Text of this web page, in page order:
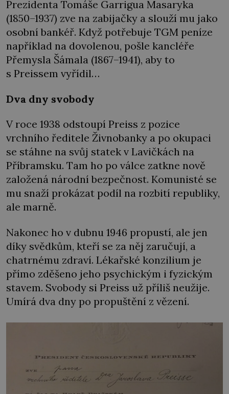
Prezidenta Tomáše Garrigua Masaryka
(1850–1937) zve na zabijačky a slouží mu jako
osobní bankéř. Když potřebuje TGM peníze
například na dovolenou, pošle kancléře
Přemysla Šámala (1867–1941), aby to
s Preissem vyřídil…
Dva dny svobody
V roce 1938 odstoupí Preiss z pozice
vrchního ředitele Živnobanky a po okupaci
se stáhne na svůj statek v Lavičkách na
Příbramsku. Tam ho po válce zatkne nově
založená národní bezpečnost. Komunisté se
mu snaží prokázat podíl na rozbití republiky,
ale marně.
Nakonec ho v dubnu 1946 propustí, ale jen
díky svědkům, kteří se za něj zaručují, a
chatrnému zdraví. Lékařské konzilium je
přímo zděšeno jeho psychickým i fyzickým
stavem. Svobody si Preiss už příliš neužije.
Umírá dva dny po propuštění z vězení.